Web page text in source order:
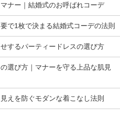
ナー｜結婚式のお呼ばれコーデ
で1枚で決まる結婚式コーデの法則
するパーティードレスの選び方
選び方｜マナーを守る上品な肌見
えを防ぐモダンな着こなし法則